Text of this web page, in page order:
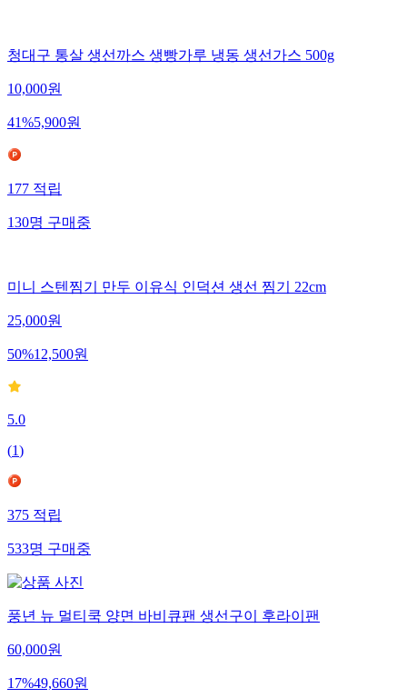
청대구 통살 생선까스 생빵가루 냉동 생선가스 500g
10,000원
41%5,900원
177적립
130명구매중
미니 스텐찜기 만두 이유식 인덕션 생선 찜기 22cm
25,000원
50%12,500원
5.0
(1)
375적립
533명구매중
풍년 뉴 멀티쿡 양면 바비큐팬 생선구이 후라이팬
60,000원
17%49,660원